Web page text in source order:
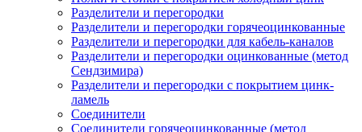
Разделители и перегородки
Разделители и перегородки горячеоцинкованные
Разделители и перегородки для кабель-каналов
Разделители и перегородки оцинкованные (метод
Сендзимира)
Разделители и перегородки с покрытием цинк-
ламель
Соединители
Соединители горячеоцинкованные (метод